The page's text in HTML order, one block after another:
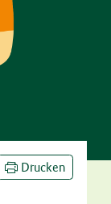
Drucken